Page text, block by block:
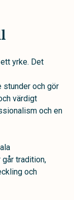
yrke. Det
och gör
värdigt
och en
går tradition,
och